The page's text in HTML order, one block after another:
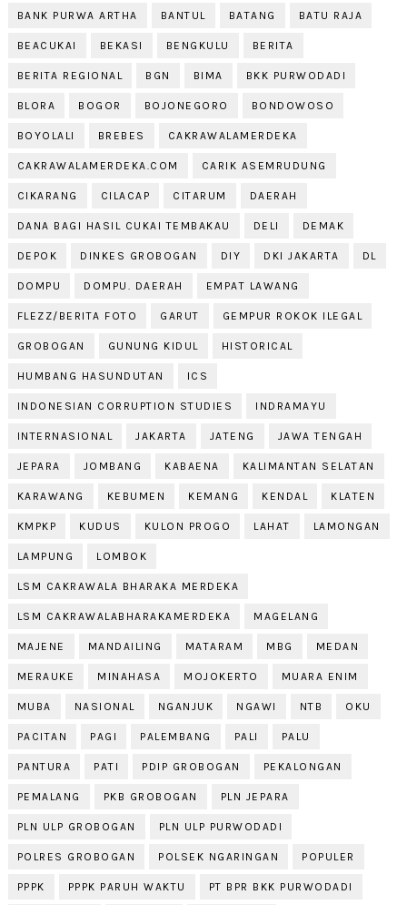
BANK PURWA ARTHA BANTUL BATANG BATU RAJA
BEACUKAI BEKASI BENGKULU BERITA
BERITA REGIONAL BGN BIMA BKK PURWODADI
BLORA BOGOR BOJONEGORO BONDOWOSO
BOYOLALI BREBES CAKRAWALAMERDEKA
CAKRAWALAMERDEKA.COM CARIK ASEMRUDUNG
CIKARANG CILACAP CITARUM DAERAH
DANA BAGI HASIL CUKAI TEMBAKAU DELI DEMAK
DEPOK DINKES GROBOGAN DIY DKI JAKARTA DL
DOMPU DOMPU. DAERAH EMPAT LAWANG
FLEZZ/BERITA FOTO GARUT GEMPUR ROKOK ILEGAL
GROBOGAN GUNUNG KIDUL HISTORICAL
HUMBANG HASUNDUTAN ICS
INDONESIAN CORRUPTION STUDIES INDRAMAYU
INTERNASIONAL JAKARTA JATENG JAWA TENGAH
JEPARA JOMBANG KABAENA KALIMANTAN SELATAN
KARAWANG KEBUMEN KEMANG KENDAL KLATEN
KMPKP KUDUS KULON PROGO LAHAT LAMONGAN
LAMPUNG LOMBOK
LSM CAKRAWALA BHARAKA MERDEKA
LSM CAKRAWALABHARAKAMERDEKA MAGELANG
MAJENE MANDAILING MATARAM MBG MEDAN
MERAUKE MINAHASA MOJOKERTO MUARA ENIM
MUBA NASIONAL NGANJUK NGAWI NTB OKU
PACITAN PAGI PALEMBANG PALI PALU
PANTURA PATI PDIP GROBOGAN PEKALONGAN
PEMALANG PKB GROBOGAN PLN JEPARA
PLN ULP GROBOGAN PLN ULP PURWODADI
POLRES GROBOGAN POLSEK NGARINGAN POPULER
PPPK PPPK PARUH WAKTU PT BPR BKK PURWODADI